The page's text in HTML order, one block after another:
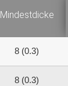
Mindestdicke
8 (0.3)
8 (0.3)